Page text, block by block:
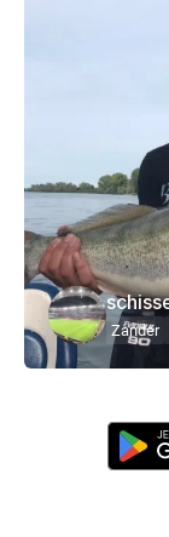
Zander